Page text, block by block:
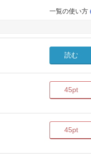
一覧の使い方
読む
45pt
45pt